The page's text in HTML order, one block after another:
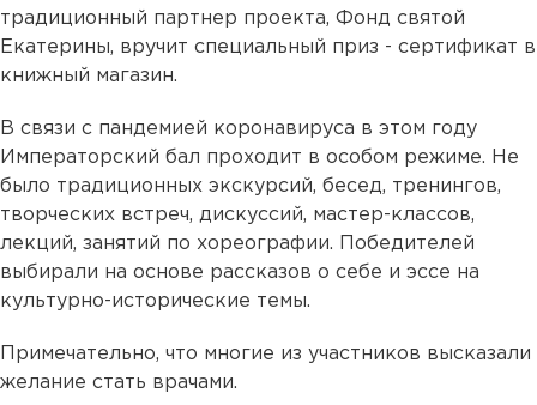
традиционный партнер проекта, Фонд святой
Екатерины, вручит специальный приз - сертификат в
книжный магазин.
В связи с пандемией коронавируса в этом году
Императорский бал проходит в особом режиме. Не
было традиционных экскурсий, бесед, тренингов,
творческих встреч, дискуссий, мастер-классов,
лекций, занятий по хореографии. Победителей
выбирали на основе рассказов о себе и эссе на
культурно-исторические темы.
Примечательно, что многие из участников высказали
желание стать врачами.